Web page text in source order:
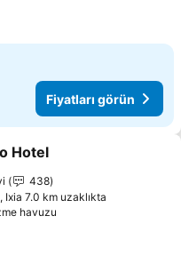
Fiyatları görün
ekle
Hotel
438
Ixia 7.0 km uzaklıkta
havuzu